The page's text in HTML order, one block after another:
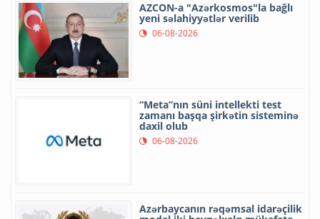
AZCON-a "Azərkosmos"la bağlı
yeni səlahiyyətlər verilib
06-08-2026
“Meta”nın süni intellekti test
zamanı başqa şirkətin sisteminə
daxil olub
06-08-2026
Azərbaycanın rəqəmsal idarəçilik